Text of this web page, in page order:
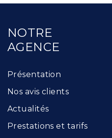
NOTRE
AGENCE
Présentation
Nos avis clients
Actualités
Prestations et tarifs